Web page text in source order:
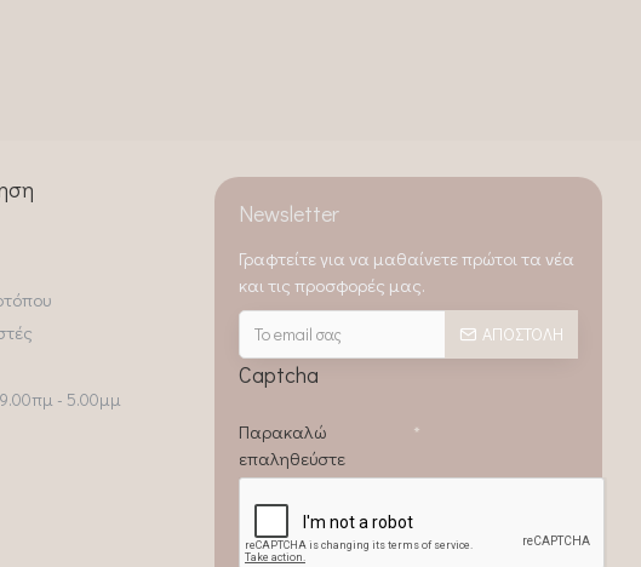
- 5.00μμ
Newsletter
Γραφτείτε για να μαθαίνετε πρώτοι τα νέα
και τις προσφορές μας.
ΑΠΟΣΤΟΛΉ
Captcha
Παρακαλώ
επαληθεύστε